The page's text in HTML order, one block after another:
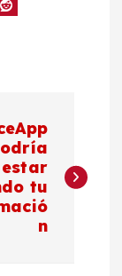
estar
tu
n